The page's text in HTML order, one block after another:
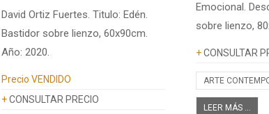
David Ortiz Fuertes. Titulo: Edén.
Bastidor sobre lienzo, 60x90cm.
Año: 2020.
Precio VENDIDO
+CONSULTAR PRECIO
Emocional.
sobre lienzo,
+CONSULTAR
ARTE
LEER MÁS ...